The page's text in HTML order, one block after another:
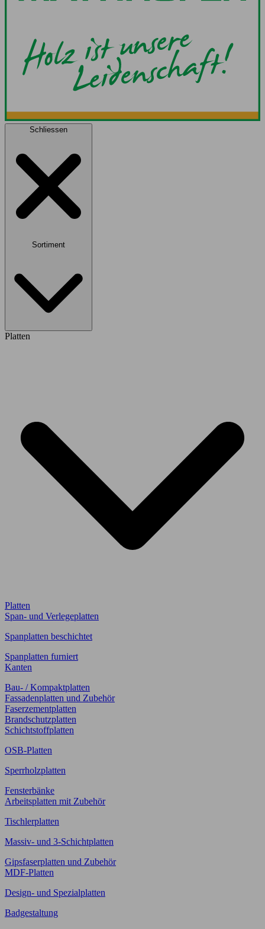
Schliessen
Sortiment
Platten
Platten
Span- und Verlegeplatten
Spanplatten beschichtet
Spanplatten furniert
Kanten
Bau- / Kompaktplatten
Fassadenplatten und Zubehör
Faserzementplatten
Brandschutzplatten
Schichtstoffplatten
OSB-Platten
Sperrholzplatten
Fensterbänke
Arbeitsplatten mit Zubehör
Tischlerplatten
Massiv- und 3-Schichtplatten
Gipsfaserplatten und Zubehör
MDF-Platten
Design- und Spezialplatten
Badgestaltung